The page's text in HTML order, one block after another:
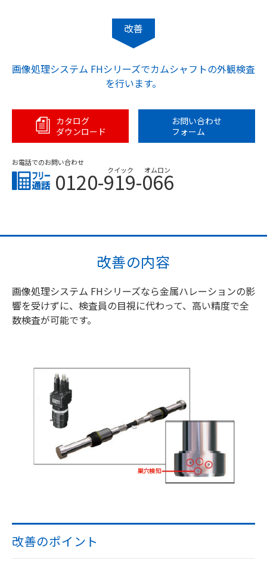
改善
画像処理システム FHシリーズでカムシャフトの外観検査
を行います。
カタログ
ダウンロード
お問い合わせ
フォーム
お電話でのお問い合わせ
0120-919-066
クイック オムロン
改善の内容
画像処理システム FHシリーズなら金属ハレーションの影
響を受けずに、検査員の目視に代わって、高い精度で全
数検査が可能です。
改善のポイント